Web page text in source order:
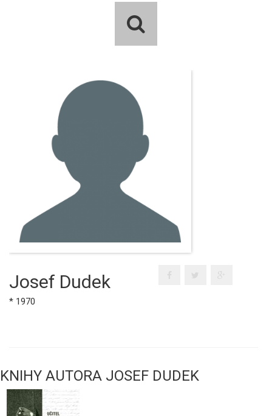
Josef Dudek
* 1970
KNIHY AUTORA JOSEF DUDEK